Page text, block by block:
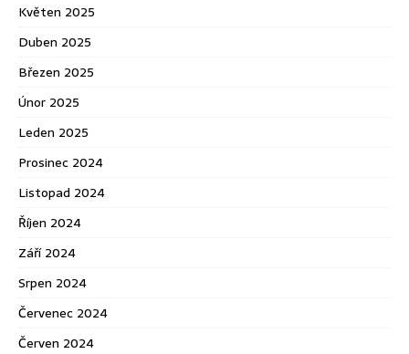
Květen 2025
Duben 2025
Březen 2025
Únor 2025
Leden 2025
Prosinec 2024
Listopad 2024
Říjen 2024
Září 2024
Srpen 2024
Červenec 2024
Červen 2024